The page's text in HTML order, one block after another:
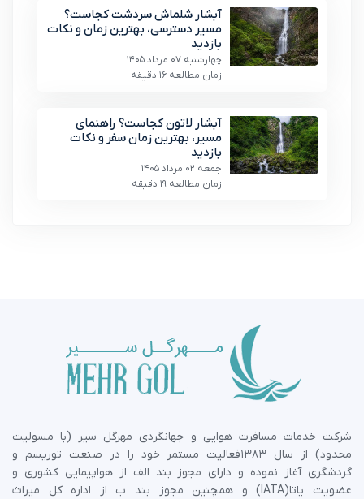
آبشار شلماش سردشت کجاست؟
مسیر دسترسی، بهترین زمان و نکات
بازدید
چهارشنبه 07 مرداد 1405
زمان مطالعه 16 دقیقه
آبشار لاتون کجاست؟ راهنمای
مسیر، بهترین زمان سفر و نکات
بازدید
جمعه 02 مرداد 1405
زمان مطالعه 19 دقیقه
شرکت خدمات مسافرت هوایی و جهانگردی مهرگل سیر (با مسولیت
محدود) از سال 1383فعالیت مستمر خود را در صنعت توریسم و
گردشگری آغاز نموده و دارای مجوز بند الف از هواپیمایی کشوری و
عضویت یاتا(IATA) و همچنین مجوز بند ب از اداره کل میراث